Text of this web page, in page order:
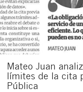
Mateo Juan
límites de la cita
Pública